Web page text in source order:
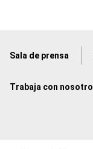
Sala de prensa
Trabaja con